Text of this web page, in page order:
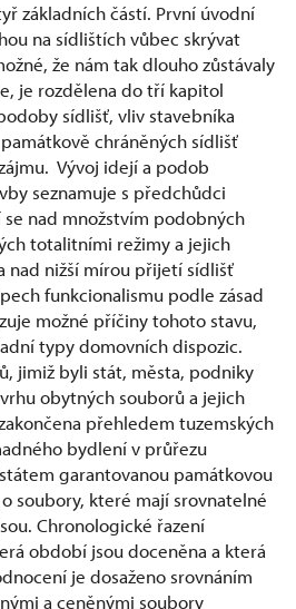
základních částí. První úvodní
na sídlištích vůbec skrývat
že nám tak dlouho zůstávaly
je rozdělena do tří kapitol
sídlišť, vliv stavebníka
chráněných sídlišť
Vývoj idejí a podob
seznamuje s předchůdci
nad množstvím podobných
totalitními režimy a jejich
nad nižší mírou přijetí sídlišť
funkcionalismu podle zásad
možné příčiny tohoto stavu,
typy domovních dispozic.
jimiž byli stát, města, podniky
obytných souborů a jejich
přehledem tuzemských
bydlení v průřezu
garantovanou památkovou
soubory, které mají srovnatelné
Chronologické řazení
období jsou doceněna a která
je dosaženo srovnáním
a ceněnými soubory